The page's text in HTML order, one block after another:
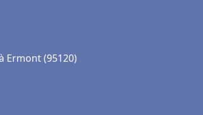
Ermont (95120)